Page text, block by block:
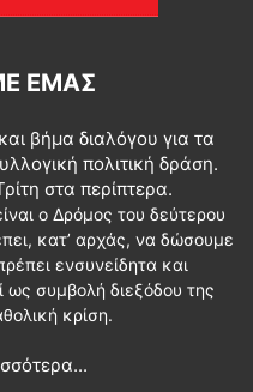
ΕΜΆΣ
βήμα διαλόγου για τα
πολιτική δράση.
στα περίπτερα.
ο Δρόμος του δεύτερου
κατ’ αρχάς, να δώσουμε
ενσυνείδητα και
ως συμβολή διεξόδου της
κρίση.